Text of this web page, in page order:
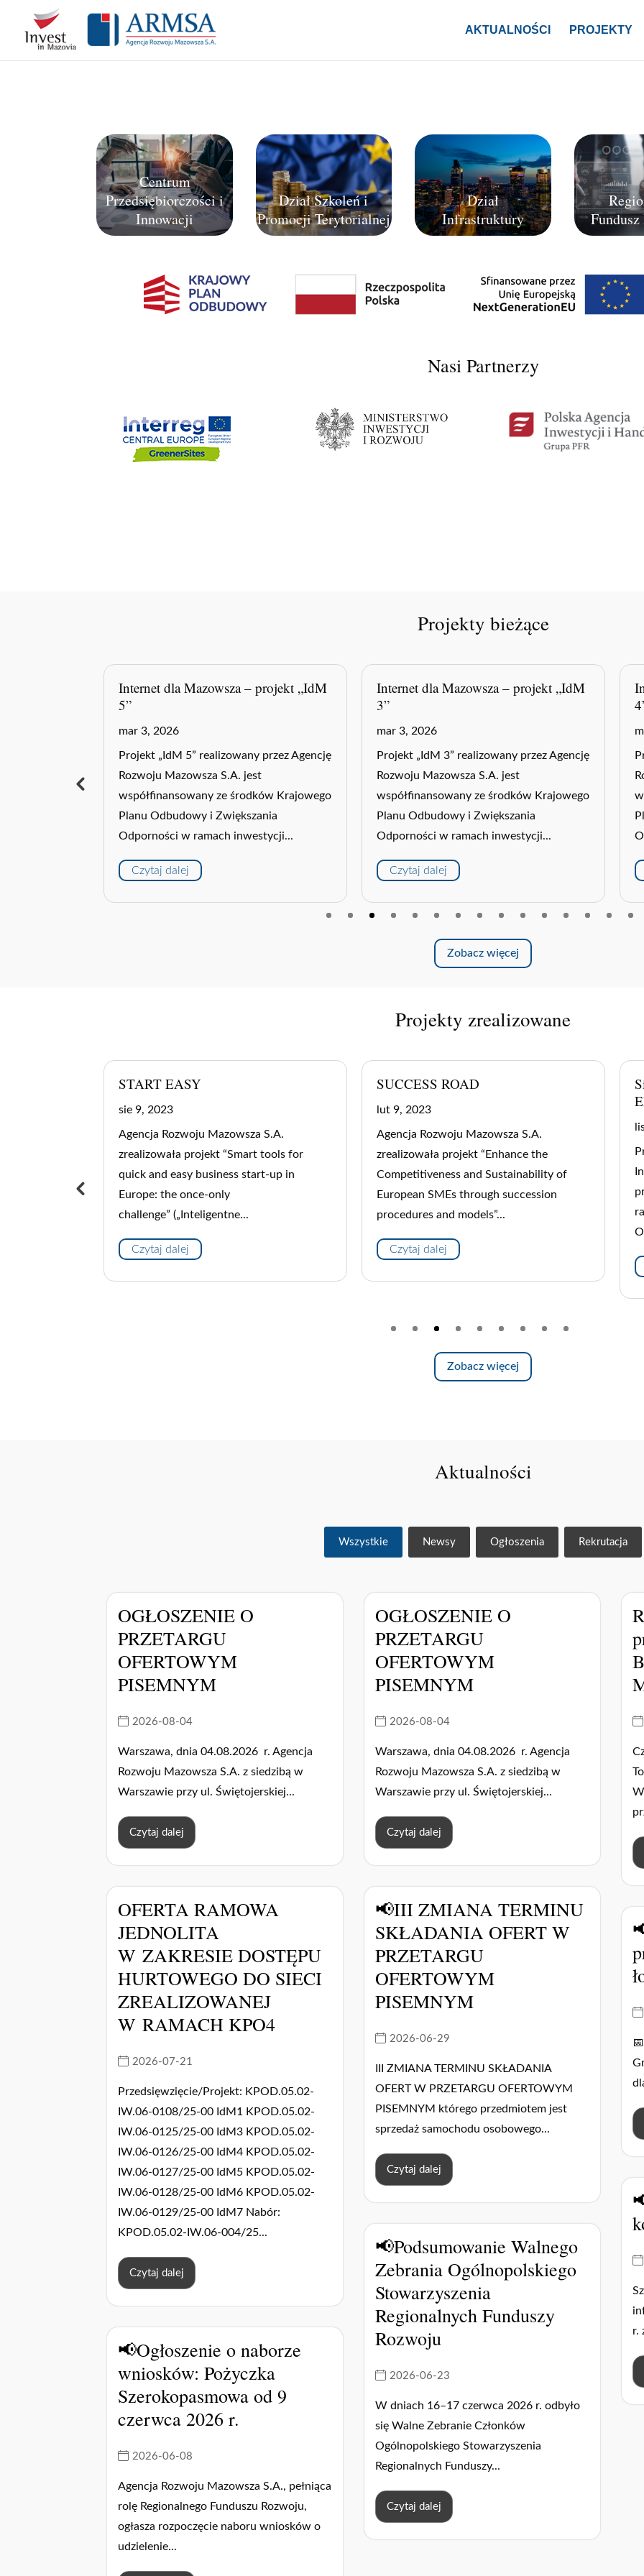
Skip to content
AKTUALNOŚCI PROJEKTY
Centrum
Przedsiębiorczości i
Innowacji
Dział Szkoleń i
Promocji Terytorialnej
Dział
Infrastruktury
Nasi Partnerzy
Projekty bieżące
Internet dla Mazowsza – projekt „IdM
3”
mar 3, 2026
Projekt „IdM 3” realizowany przez Agencję
Rozwoju Mazowsza S.A. jest
współfinansowany ze środków Krajowego
Planu Odbudowy i Zwiększania
Odporności w ramach inwestycji...
Czytaj dalej
Internet dla Mazowsza – projekt „IdM
4”
mar 3, 2026
Projekt „IdM 4” realizowany przez Agencję
Rozwoju Mazowsza S.A. jest
współfinansowany ze środków Krajowego
Planu Odbudowy i Zwiększania
Odporności w ramach inwestycji...
Czytaj dalej
Zobacz więcej
Projekty zrealizowane
SUCCESS ROAD
lut 9, 2023
Agencja Rozwoju Mazowsza S.A.
zrealizowała projekt “Enhance the
Competitiveness and Sustainability of
European SMEs through succession
procedures and models”...
Czytaj dalej
Sieć Centrów Obsługi Inwestorów i
Eksporterów (COIE)
Projekt „Sieć Centrów Obsługi
Inwestorów i Eksporterów (COIE)” był
projektem systemowym, realizowanym w
ramach Poddziałania 6.2.1 Programu
Zobacz więcej
Aktualności
Wszystkie Newsy Ogłoszenia Rekrutacja
OGŁOSZENIE O
PRZETARGU
OFERTOWYM
PISEMNYM
2026-08-04
Warszawa, dnia 04.08.2026 r. Agencja
Rozwoju Mazowsza S.A. z siedzibą w
Warszawie przy ul. Świętojerskiej...
Czytaj dalej
OGŁOSZENIE O
PRZETARGU
OFERTOWYM
PISEMNYM
2026-08-04
Warszawa, dnia 04.08.2026 r. Agencja
Rozwoju Mazowsza S.A. z siedzibą w
Warszawie przy ul. Świętojerskiej...
Czytaj dalej
OFERTA RAMOWA
JEDNOLITA
W ZAKRESIE DOSTĘPU
HURTOWEGO DO SIECI
ZREALIZOWANEJ
W RAMACH KPO4
2026-07-21
Przedsięwzięcie/Projekt: KPOD.05.02-
IW.06-0108/25-00 IdM1 KPOD.05.02-
IW.06-0125/25-00 IdM3 KPOD.05.02-
IW.06-0126/25-00 IdM4 KPOD.05.02-
IW.06-0127/25-00 IdM5 KPOD.05.02-
IW.06-0128/25-00 IdM6 KPOD.05.02-
IW.06-0129/25-00 IdM7 Nabór:
KPOD.05.02-IW.06-004/25...
Czytaj dalej
📢III ZMIANA TERMINU
SKŁADANIA OFERT W
PRZETARGU
OFERTOWYM
PISEMNYM
2026-06-29
III ZMIANA TERMINU SKŁADANIA
OFERT W PRZETARGU OFERTOWYM
PISEMNYM którego przedmiotem jest
sprzedaż samochodu osobowego...
Czytaj dalej
r.
📢Podsumowanie Walnego
Zebrania Ogólnopolskiego
Stowarzyszenia
Regionalnych Funduszy
Rozwoju
2026-06-23
W dniach 16–17 czerwca 2026 r. odbyło
się Walne Zebranie Członków
Ogólnopolskiego Stowarzyszenia
Regionalnych Funduszy...
Czytaj dalej
📢Ogłoszenie o naborze
wniosków: Pożyczka
Szerokopasmowa od 9
czerwca 2026 r.
2026-06-08
Agencja Rozwoju Mazowsza S.A., pełniąca
rolę Regionalnego Funduszu Rozwoju,
ogłasza rozpoczęcie naboru wniosków o
udzielenie...